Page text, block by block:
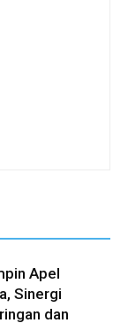
Apel
Sinergi
dan